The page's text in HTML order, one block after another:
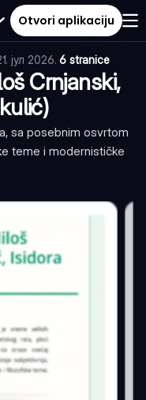
Otvori aplikaciju
јул 2026.·6 stranice
Crnjanski,
sa posebnim osvrtom
teme i modernističke